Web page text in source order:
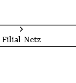
Filial-Netz